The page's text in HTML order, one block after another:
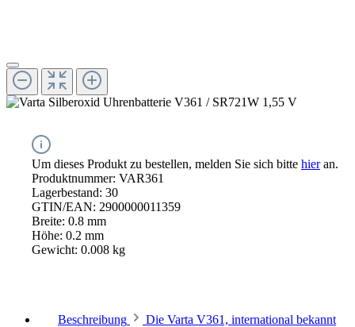
Um dieses Produkt zu bestellen, melden Sie sich bitte hieran.
Produktnummer: VAR361
Lagerbestand: 30
GTIN/EAN: 2900000011359
Breite: 0.8 mm
Höhe: 0.2 mm
Gewicht: 0.008 kg
Beschreibung
Die Varta V361, international bekannt